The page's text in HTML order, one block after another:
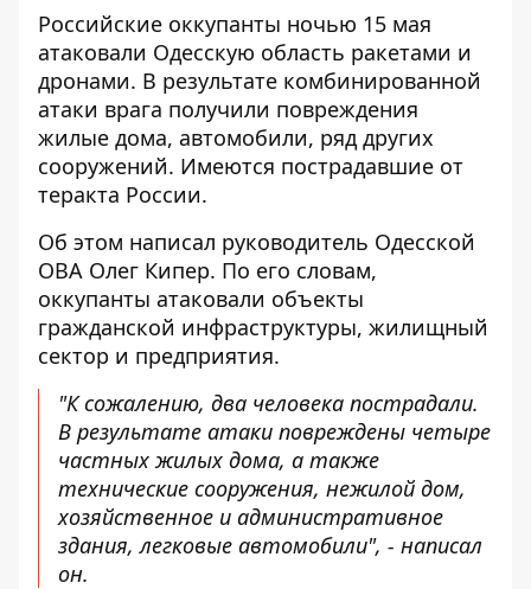
Российские оккупанты ночью 15 мая
атаковали Одесскую область ракетами и
дронами. В результате комбинированной
атаки врага получили повреждения
жилые дома, автомобили, ряд других
сооружений. Имеются пострадавшие от
теракта России.
Об этом написал руководитель Одесской
ОВА Олег Кипер. По его словам,
оккупанты атаковали объекты
гражданской инфраструктуры, жилищный
сектор и предприятия.
"К сожалению, два человека пострадали.
В результате атаки повреждены четыре
частных жилых дома, а также
технические сооружения, нежилой дом,
хозяйственное и административное
здания, легковые автомобили", - написал
он.